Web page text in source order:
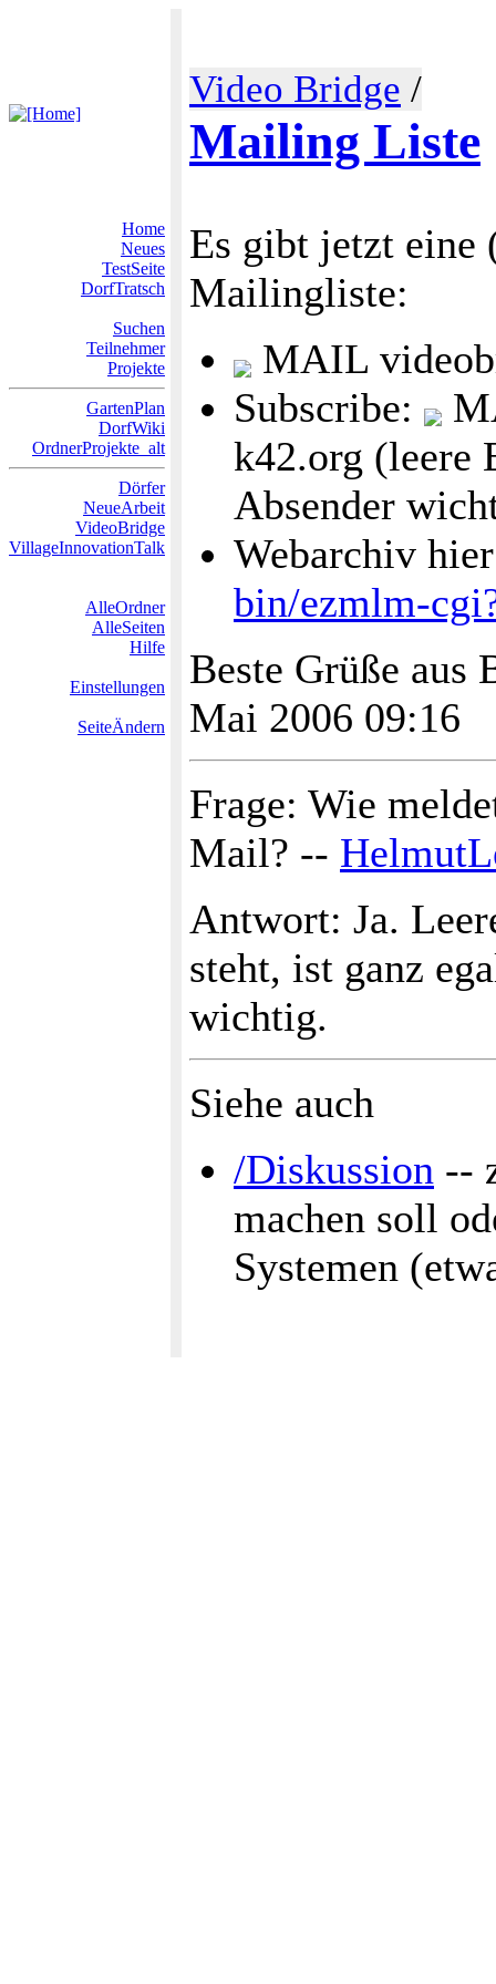
Video Bridge /
Mailing Liste
Home
Neues
TestSeite
DorfTratsch
Suchen
Teilnehmer
Projekte
GartenPlan
DorfWiki
OrdnerProjekte_alt
Dörfer
NeueArbeit
VideoBridge
VillageInnovationTalk
AlleOrdner
AlleSeiten
Hilfe
Einstellungen
SeiteÄndern
Es gibt jetzt eine
Mailingliste:
MAIL
Subscribe:
k42.org (leere
Absender
Webarchiv
bin/ezmlm-
Beste Grüße
Mai 2006 09:16
Frage: Wie
Mail? --
Antwort: Ja.
steht, ist ganz
wichtig.
Siehe auch
/Diskussion --
machen soll
Systemen